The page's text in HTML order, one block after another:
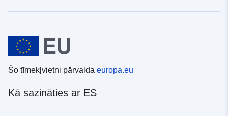
Šo tīmekļvietni pārvalda europa.eu
Kā sazināties ar ES